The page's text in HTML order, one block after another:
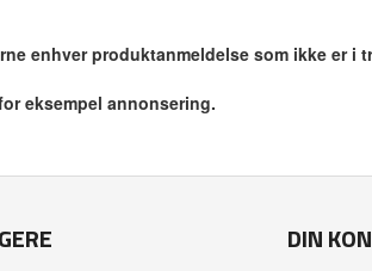
enhver produktanmeldelse som ikke er i
eksempel annonsering.
DIN